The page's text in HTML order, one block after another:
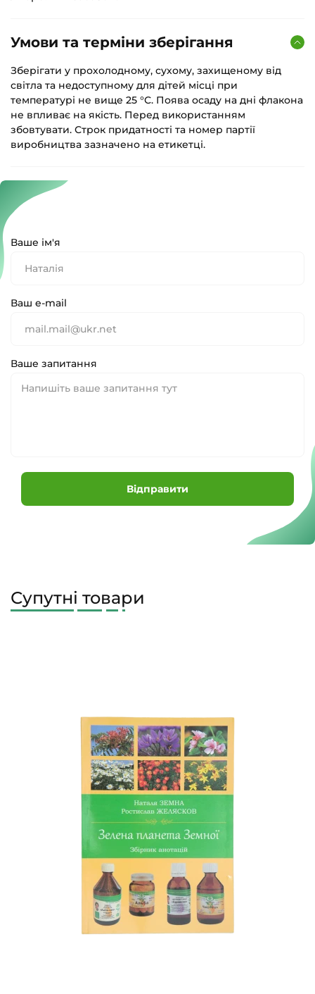
Умови та терміни зберігання
Зберігати у прохолодному, сухому, захищеному від
світла та недоступному для дітей місці при
температурі не вище 25 °С. Поява осаду на дні флакона
не впливає на якість. Перед використанням
збовтувати. Строк придатності та номер партії
виробництва зазначено на етикетці.
Ваше ім'я
Ваш e-mail
Ваше запитання
Відправити
Супутні товари